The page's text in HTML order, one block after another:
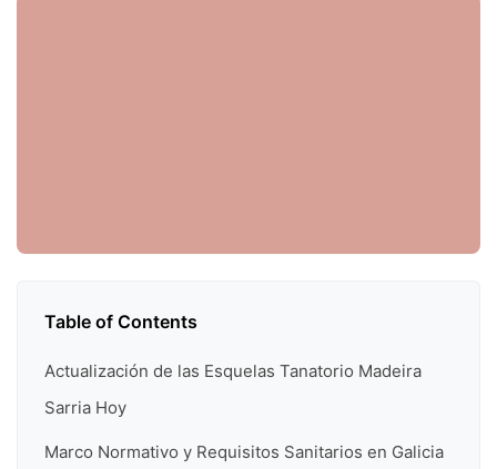
Table of Contents
Actualización de las Esquelas Tanatorio Madeira
Sarria Hoy
Marco Normativo y Requisitos Sanitarios en Galicia